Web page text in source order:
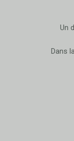
Un
Dans